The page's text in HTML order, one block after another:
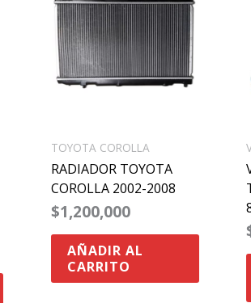
$400,000.
TOYOTA COROLLA
RADIADOR TOYOTA
COROLLA 2002-2008
$1,200,000
AÑADIR AL
CARRITO